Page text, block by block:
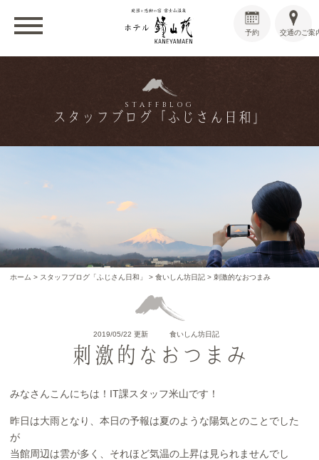
交通のご案
予約
STAFFBLOG
スタッフブログ「ふじさん日和」
ホーム > スタッフブログ「ふじさん日和」 >食いしん坊日記 >刺激的なおつまみ
2019/05/22 更新 食いしん坊日記
刺激的なおつまみ
みなさんこんにちは！IT課スタッフ米山です！
昨日は大雨となり、本日の予報は夏のような陽気とのことでした
が
当館周辺は雲が多く、それほど気温の上昇は見られませんでし